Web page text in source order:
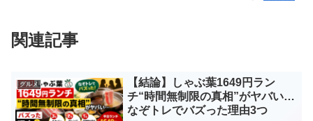
関連記事
グルメ
【結論】しゃぶ葉1649円ラン
チ“時間無制限の真相”がヤバい…
なぞトレでバズった理由3つ